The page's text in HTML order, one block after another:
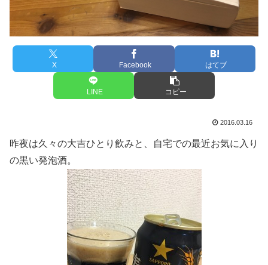
X Facebook はてブ
LINE コピー
2016.03.16
昨夜は久々の大吉ひとり飲みと、自宅での最近お気に入り
の黒い発泡酒。